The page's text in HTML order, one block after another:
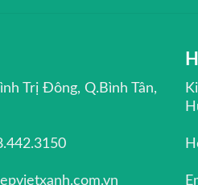
Trị Đông, Q.Bình Tân,